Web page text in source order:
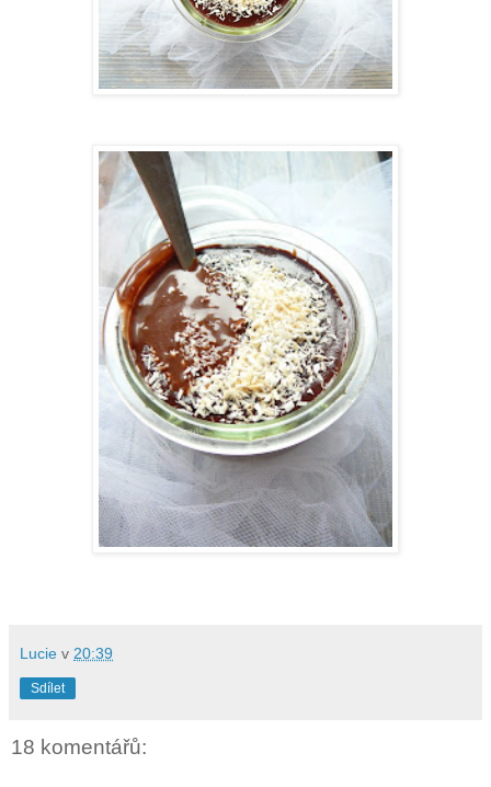
Lucie v 20:39
Sdílet
18 komentářů: